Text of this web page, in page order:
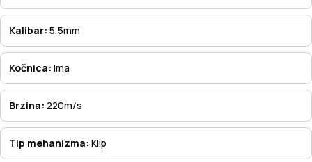
Kalibar: 5,5mm
Kočnica: Ima
Brzina: 220m/s
Tip mehanizma: Klip